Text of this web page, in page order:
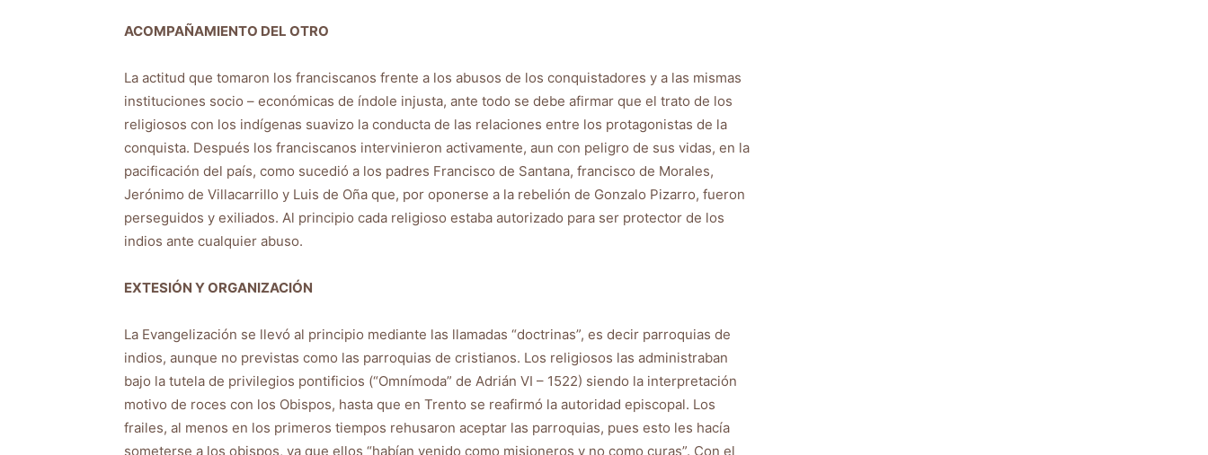
ACOMPAÑAMIENTO DEL OTRO
La actitud que tomaron los franciscanos frente a los abusos de los conquistadores y a las mismas
instituciones socio – económicas de índole injusta, ante todo se debe afirmar que el trato de los
religiosos con los indígenas suavizo la conducta de las relaciones entre los protagonistas de la
conquista. Después los franciscanos intervinieron activamente, aun con peligro de sus vidas, en la
pacificación del país, como sucedió a los padres Francisco de Santana, francisco de Morales,
Jerónimo de Villacarrillo y Luis de Oña que, por oponerse a la rebelión de Gonzalo Pizarro, fueron
perseguidos y exiliados. Al principio cada religioso estaba autorizado para ser protector de los
indios ante cualquier abuso.
EXTESIÓN Y ORGANIZACIÓN
La Evangelización se llevó al principio mediante las llamadas “doctrinas”, es decir parroquias de
indios, aunque no previstas como las parroquias de cristianos. Los religiosos las administraban
bajo la tutela de privilegios pontificios (“Omnímoda” de Adrián VI – 1522) siendo la interpretación
motivo de roces con los Obispos, hasta que en Trento se reafirmó la autoridad episcopal. Los
frailes, al menos en los primeros tiempos rehusaron aceptar las parroquias, pues esto les hacía
someterse a los obispos, ya que ellos “habían venido como misioneros y no como curas”. Con el